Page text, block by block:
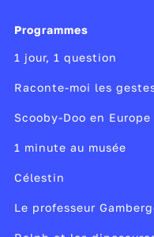
au cœur de tous les
CM1, les élèves
dans ces domaines et
sciences et la
Programmes
1 jour, 1 question
Raconte-moi les
Scooby-Doo en Europe
1 minute au musée
Célestin
Le professeur